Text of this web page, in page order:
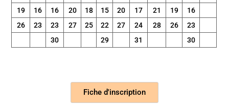
19
16 16 20 18 15 20 17 21 19
16
26
23 23 27 25 22 27 24 28 26
23
30
29 31 30
Fiche d'inscription